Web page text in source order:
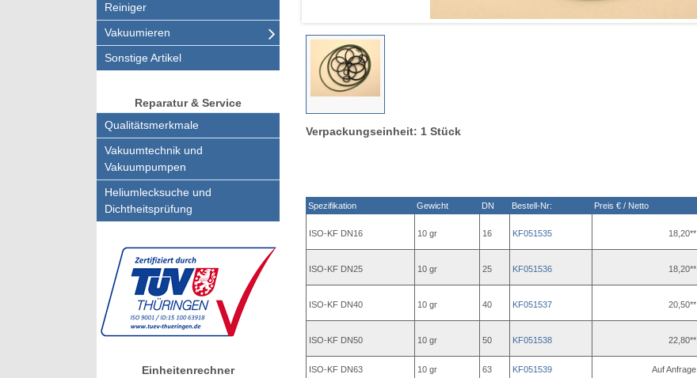
Reiniger
Vakuumieren
Sonstige Artikel
Reparatur & Service
Qualitätsmerkmale
Vakuumtechnik und
Vakuumpumpen
Heliumlecksuche und
Dichtheitsprüfung
Einheitenrechner
Verpackungseinheit: 1 Stück
Spezifikation Gewicht DN Bestell-Nr: Preis € / Netto
ISO-KF DN16 10 gr 16 KF051535 18,20**
ISO-KF DN25 10 gr 25 KF051536 18,20**
ISO-KF DN40 10 gr 40 KF051537 20,50**
ISO-KF DN50 10 gr 50 KF051538 22,80**
ISO-KF DN63 10 gr 63 KF051539 Auf Anfrage